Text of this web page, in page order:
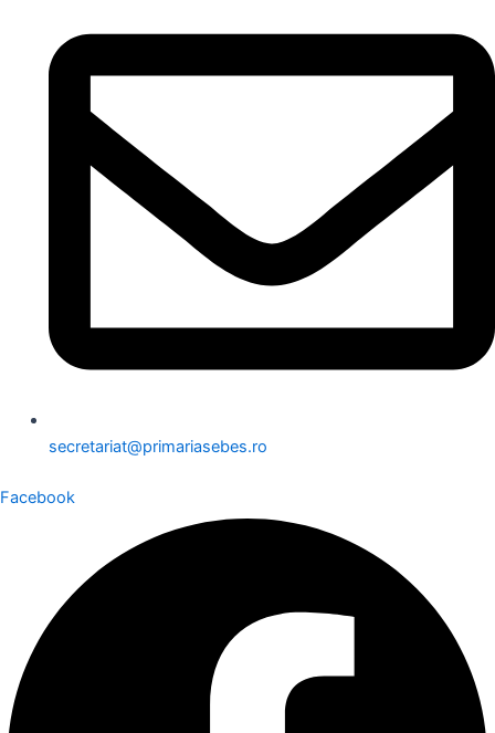
secretariat@primariasebes.ro
Facebook